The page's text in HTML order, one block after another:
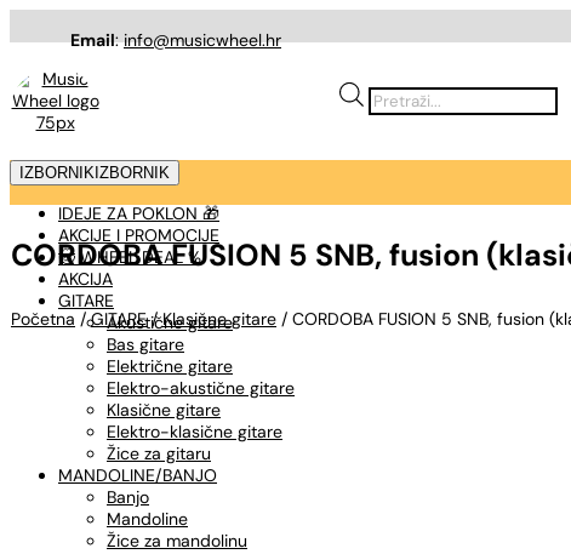
Email: info@musicwheel.hr
Products
search
IZBORNIK IZBORNIK
IDEJE ZA POKLON 🎁
AKCIJE I PROMOCIJE
🤠 WHEEL DEAL %
AKCIJA
GITARE
Akustične gitare
Bas gitare
Električne gitare
Elektro-akustične gitare
Klasične gitare
Elektro-klasične gitare
Žice za gitaru
MANDOLINE/BANJO
Banjo
Mandoline
Žice za mandolinu
CORDOBA FUSION 5 SNB, fusion
Početna /GITARE/Klasične gitare / CORDOBA FUSION 5 SNB, fusion